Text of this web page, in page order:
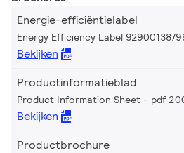
Energie-efficiëntielabel
Energy Efficiency Label
Bekijken
Productinformatieblad
Product Information Sheet pdf
Bekijken
Productbrochure